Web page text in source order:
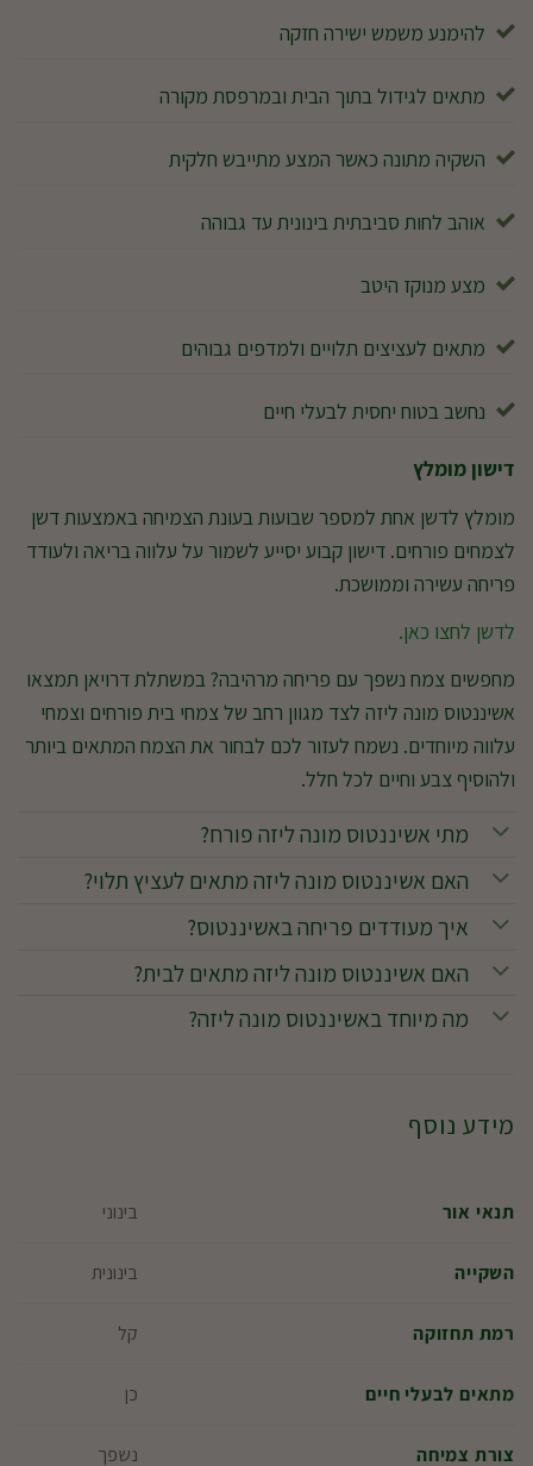
להימנע משמש ישירה חזקה
מתאים לגידול בתוך הבית ובמרפסת מקורה
השקיה מתונה כאשר המצע מתייבש חלקית
אוהב לחות סביבתית בינונית עד גבוהה
מצע מנוקז היטב
מתאים לעציצים תלויים ולמדפים גבוהים
נחשב בטוח יחסית לבעלי חיים
דישון מומלץ
מומלץ לדשן אחת למספר שבועות בעונת הצמיחה באמצעות דשן
לצמחים פורחים. דישון קבוע יסייע לשמור על עלווה בריאה ולעודד
פריחה עשירה וממושכת.
לדשן לחצו כאן.
מחפשים צמח נשפך עם פריחה מרהיבה? במשתלת דרויאן תמצאו
אשיננטוס מונה ליזה לצד מגוון רחב של צמחי בית פורחים וצמחי
עלווה מיוחדים. נשמח לעזור לכם לבחור את הצמח המתאים ביותר
ולהוסיף צבע וחיים לכל חלל.
מתי אשיננטוס מונה ליזה פורח?
האם אשיננטוס מונה ליזה מתאים לעציץ תלוי?
איך מעודדים פריחה באשיננטוס?
האם אשיננטוס מונה ליזה מתאים לבית?
מה מיוחד באשיננטוס מונה ליזה?
מידע נוסף
תנאי אור בינוני
השקייה בינונית
רמת תחזוקה קל
מתאים לבעלי חיים כן
צורת צמיחה נשפך